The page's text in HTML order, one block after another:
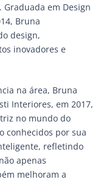
em Design
Bruna
design,
inovadores e
na área, Bruna
Interiores, em 2017,
no mundo do
conhecidos por sua
refletindo
apenas
melhoram a